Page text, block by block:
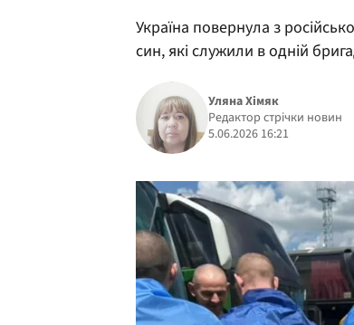
Україна повернула з
син, які служили в одній
Уляна Хімяк
Редактор стрічки новин
5.06.2026 16:21